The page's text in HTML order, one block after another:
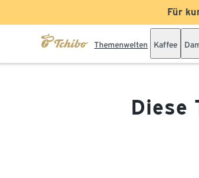
Für
Themenwelten Kaffee
Diese